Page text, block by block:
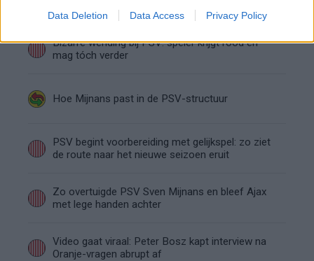
Data Deletion Data Access Privacy Policy
Bizarre wending bij PSV: speler krijgt rood en
mag tóch verder
Hoe Mijnans past in de PSV-structuur
PSV begint voorbereiding met gelijkspel: zo ziet
de route naar het nieuwe seizoen eruit
Zo overtuigde PSV Sven Mijnans en bleef Ajax
met lege handen achter
Video gaat viraal: Peter Bosz kapt interview na
Oranje-vragen abrupt af